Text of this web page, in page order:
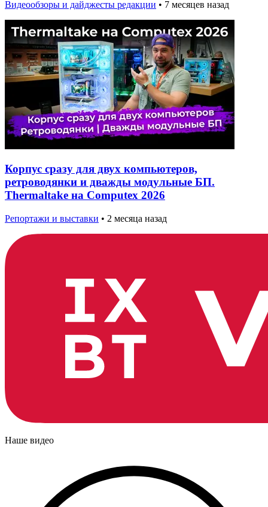
Видеообзоры и дайджесты редакции • 7 месяцев назад
Корпус сразу для двух компьютеров,
ретроводянки и дважды модульные БП.
Thermaltake на Computex 2026
Репортажи и выставки • 2 месяца назад
Наше видео